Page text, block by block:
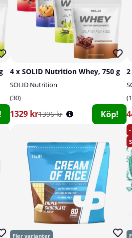
4 x SOLID Nutrition Whey, 750 g
SOLID Nutrition
30
1329 kr1396 kr Köp!